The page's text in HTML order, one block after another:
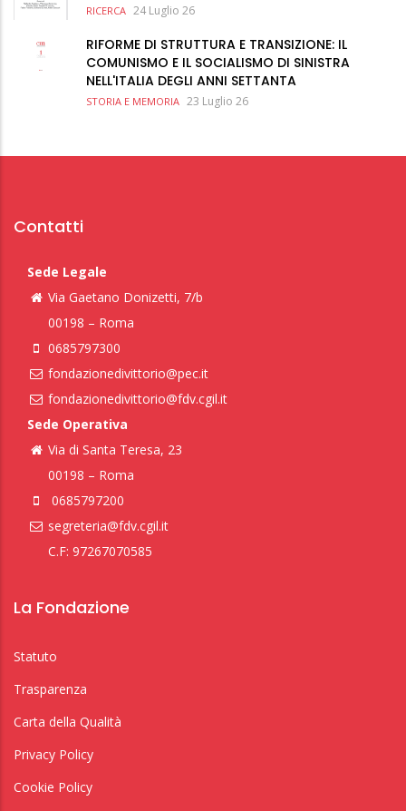
RICERCA 24 Luglio 26
RIFORME DI STRUTTURA E TRANSIZIONE: IL
COMUNISMO E IL SOCIALISMO DI SINISTRA
NELL'ITALIA DEGLI ANNI SETTANTA
STORIA E MEMORIA 23 Luglio 26
Contatti
Sede Legale
Via Gaetano Donizetti, 7/b
00198 – Roma
0685797300
fondazionedivittorio@pec.it
fondazionedivittorio@fdv.cgil.it
Sede Operativa
Via di Santa Teresa, 23
00198 – Roma
0685797200
segreteria@fdv.cgil.it
C.F: 97267070585
La Fondazione
Statuto
Trasparenza
Carta della Qualità
Privacy Policy
Cookie Policy